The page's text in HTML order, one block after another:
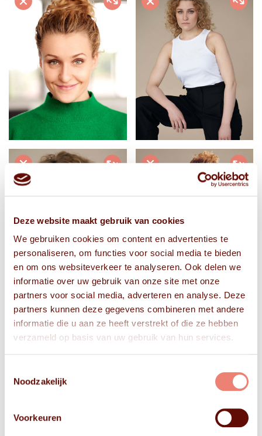
Deze website maakt gebruik van cookies
We gebruiken cookies om content en advertenties te
personaliseren, om functies voor social media te bieden
en om ons websiteverkeer te analyseren. Ook delen we
informatie over uw gebruik van onze site met onze
partners voor social media, adverteren en analyse. Deze
partners kunnen deze gegevens combineren met andere
informatie die u aan ze heeft verstrekt of die ze hebben
verzameld op basis van uw gebruik van hun services.
Noodzakelijk
Voorkeuren